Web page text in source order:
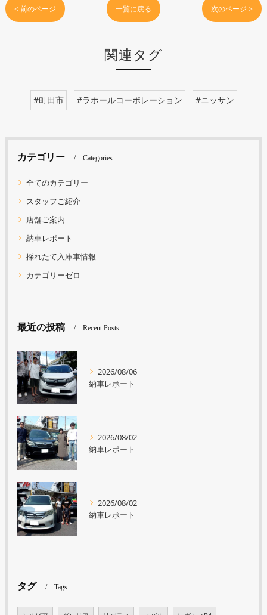
< 前のページ 一覧に戻る 次のページ >
関連タグ
#町田市 #ラポールコーポレーション #ニッサン
カテゴリー Categories
全てのカテゴリー
スタッフご紹介
店舗ご案内
納車レポート
採れたて入庫車情報
カテゴリーゼロ
最近の投稿 Recent Posts
2026/08/06
納車レポート
2026/08/02
納車レポート
2026/08/02
納車レポート
タグ Tags